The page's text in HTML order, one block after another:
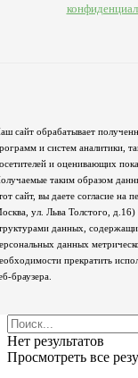
сайт обрабатывает
и систем аналитики,
и оценивающих
таким образом
сайт, вы даете согласие
ул. Льва Толстого,
данных,
данных
прекратить
браузера.
Нет результатов
Просмотреть все